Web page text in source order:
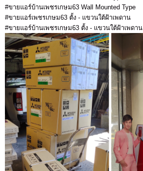
#ขายแอร์บ้านเพชรเกษม63 Wall Mounted Type
#ขายแอร์เพชรเกษม63 ตั้ง - แขวนใต้ฝ้าเพดาน
#ขายแอร์บ้านเพชรเกษม63 ตั้ง - แขวนใต้ฝ้าเพดาน